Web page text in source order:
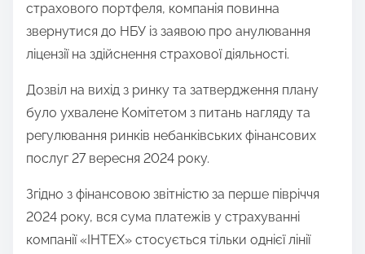
o
n
:
страхового портфеля, компанія повинна
звернутися до НБУ із заявою про анулювання
ліцензії на здійснення страхової діяльності.
Дозвіл на вихід з ринку та затвердження плану
було ухвалене Комітетом з питань нагляду та
регулювання ринків небанківських фінансових
послуг 27 вересня 2024 року.
Згідно з фінансовою звітністю за перше півріччя
2024 року, вся сума платежів у страхуванні
компанії «ІНТЕХ» стосується тільки однієї лінії